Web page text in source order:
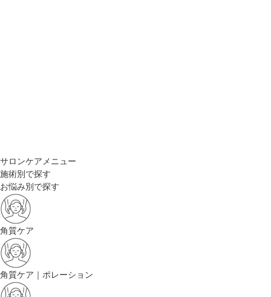
サロンケアメニュー
施術別で探す
お悩み別で探す
角質ケア
角質ケア｜ポレーション